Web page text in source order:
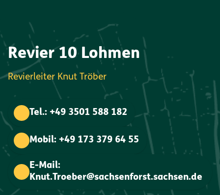
Revier 10 Lohmen
Revierleiter Knut Tröber
Tel.: +49 3501 588 182
Mobil: +49 173 379 64 55
E-Mail:
Knut.Troeber@sachsenforst.sachsen.de